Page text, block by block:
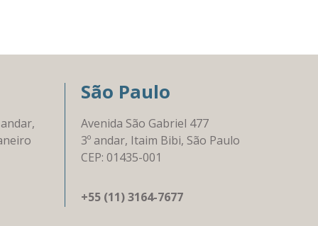
São Paulo
Avenida São Gabriel 477
3º andar, Itaim Bibi, São Paulo
CEP: 01435-001
+55 (11) 3164-7677